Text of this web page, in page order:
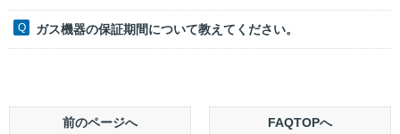
ガス機器の保証期間について教えてください。
前のページへ FAQTOPへ